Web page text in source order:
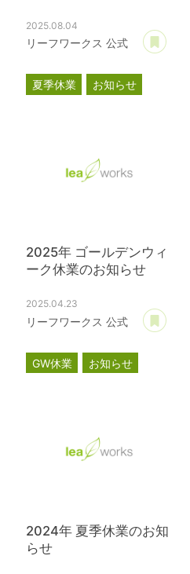
あとで読む
2025.08.04
リーフワークス 公式
夏季休業 お知らせ
あとで読む
2025年 ゴールデンウィ
ーク休業のお知らせ
2025.04.23
リーフワークス 公式
GW休業 お知らせ
2024年 夏季休業のお知
らせ